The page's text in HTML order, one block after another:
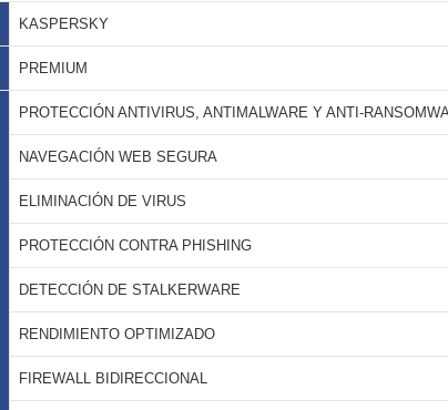
KASPERSKY
PREMIUM
PROTECCIÓN ANTIVIRUS, ANTIMALWARE Y ANTI-
NAVEGACIÓN WEB SEGURA
ELIMINACIÓN DE VIRUS
PROTECCIÓN CONTRA PHISHING
DETECCIÓN DE STALKERWARE
RENDIMIENTO OPTIMIZADO
FIREWALL BIDIRECCIONAL